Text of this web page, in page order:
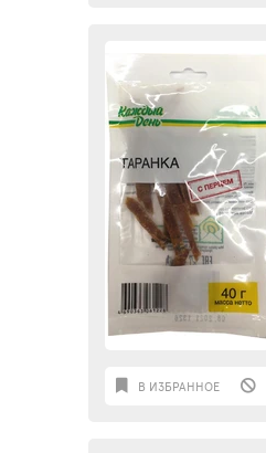
В ИЗБРАННОЕ